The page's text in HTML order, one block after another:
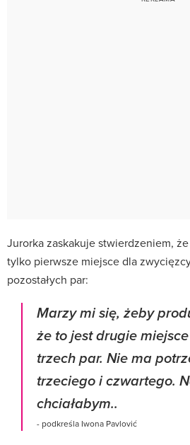
Jurorka zaskakuje stwierdzeniem,
tylko pierwsze miejsce dla
pozostałych par:
Marzy mi się, żeby
że to jest drugie
trzech par. Nie ma
trzeciego i czwartego.
chciałabym..
- podkreśla Iwona Pavlović